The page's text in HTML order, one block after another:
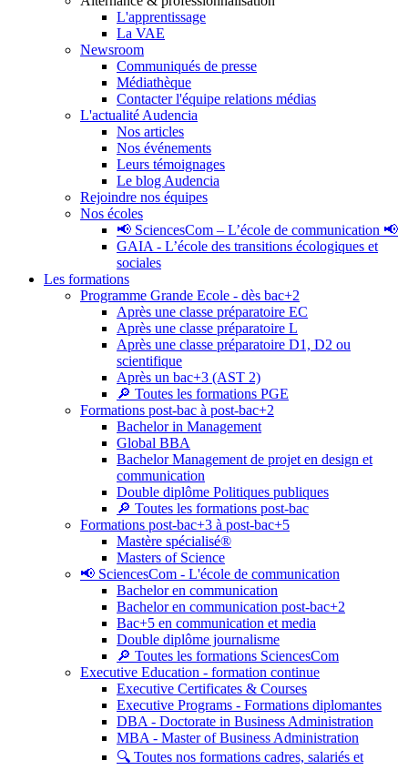
L'apprentissage
La VAE
Newsroom
Communiqués de presse
Médiathèque
Contacter l'équipe relations médias
L'actualité Audencia
Nos articles
Nos événements
Leurs témoignages
Le blog Audencia
Rejoindre nos équipes
Nos écoles
📢 SciencesCom – L’école de communication 📢
GAIA - L’école des transitions écologiques et
sociales
Les formations
Programme Grande Ecole - dès bac+2
Après une classe préparatoire EC
Après une classe préparatoire L
Après une classe préparatoire D1, D2 ou
scientifique
Après un bac+3 (AST 2)
🔎 Toutes les formations PGE
Formations post-bac à post-bac+2
Bachelor in Management
Global BBA
Bachelor Management de projet en design et
communication
Double diplôme Politiques publiques
🔎 Toutes les formations post-bac
Formations post-bac+3 à post-bac+5
Mastère spécialisé®
Masters of Science
📢 SciencesCom - L'école de communication
Bachelor en communication
Bachelor en communication post-bac+2
Bac+5 en communication et media
Double diplôme journalisme
🔎 Toutes les formations SciencesCom
Executive Education - formation continue
Executive Certificates & Courses
Executive Programs - Formations diplomantes
DBA - Doctorate in Business Administration
MBA - Master of Business Administration
🔍 Toutes nos formations cadres, salariés et